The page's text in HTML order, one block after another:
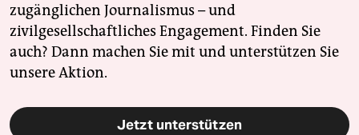
zugänglichen Journalismus – und
zivilgesellschaftliches Engagement. Finden Sie
auch? Dann machen Sie mit und unterstützen Sie
unsere Aktion.
Jetzt unterstützen